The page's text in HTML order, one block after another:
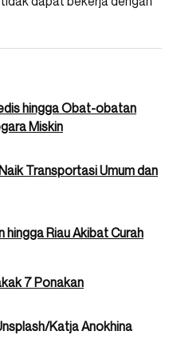
hingga Obat-obatan
Miskin
Transportasi Umum dan
hingga Riau Akibat Curah
7 Ponakan
Katja Anokhina